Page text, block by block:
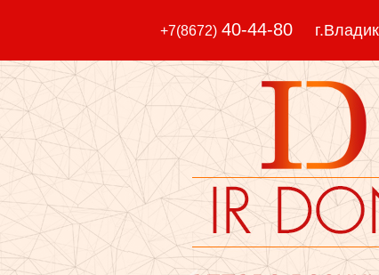
+7(8672) 40-44-80